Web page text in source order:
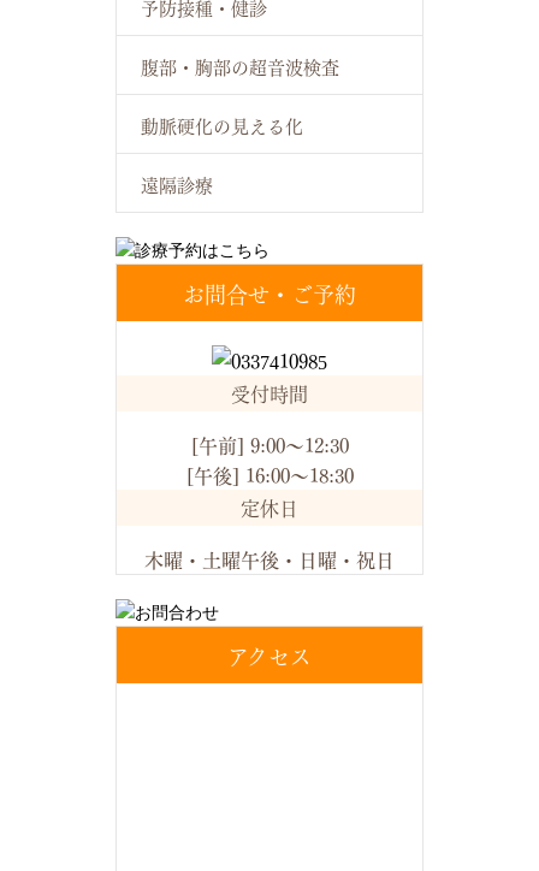
予防接種・健診
腹部・胸部の超音波検査
動脈硬化の見える化
遠隔診療
お問合せ・ご予約
受付時間
[午前] 9:00～12:30
[午後] 16:00～18:30
定休日
木曜・土曜午後・日曜・祝日
アクセス